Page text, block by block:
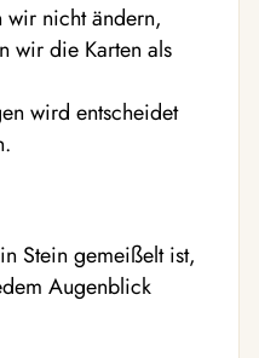
wir nicht ändern,
wir die Karten als
wird entscheidet
Stein gemeißelt ist,
Augenblick